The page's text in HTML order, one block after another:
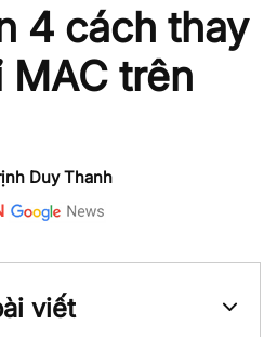
4 cách thay
trên
Duy Thanh
viết